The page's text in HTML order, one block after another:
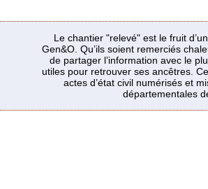
Le chantier "relevé" est le fruit
Gen&O. Qu’ils soient remerciés
de partager l’information avec le
utiles pour retrouver ses ancêtres.
actes d’état civil numérisés et
départementales